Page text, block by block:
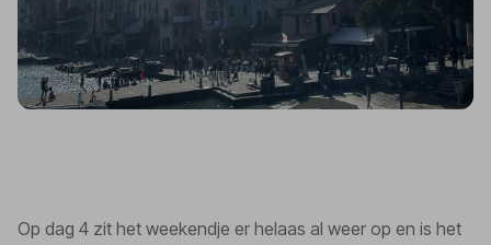
Op dag 4 zit het weekendje er helaas al weer op en is het